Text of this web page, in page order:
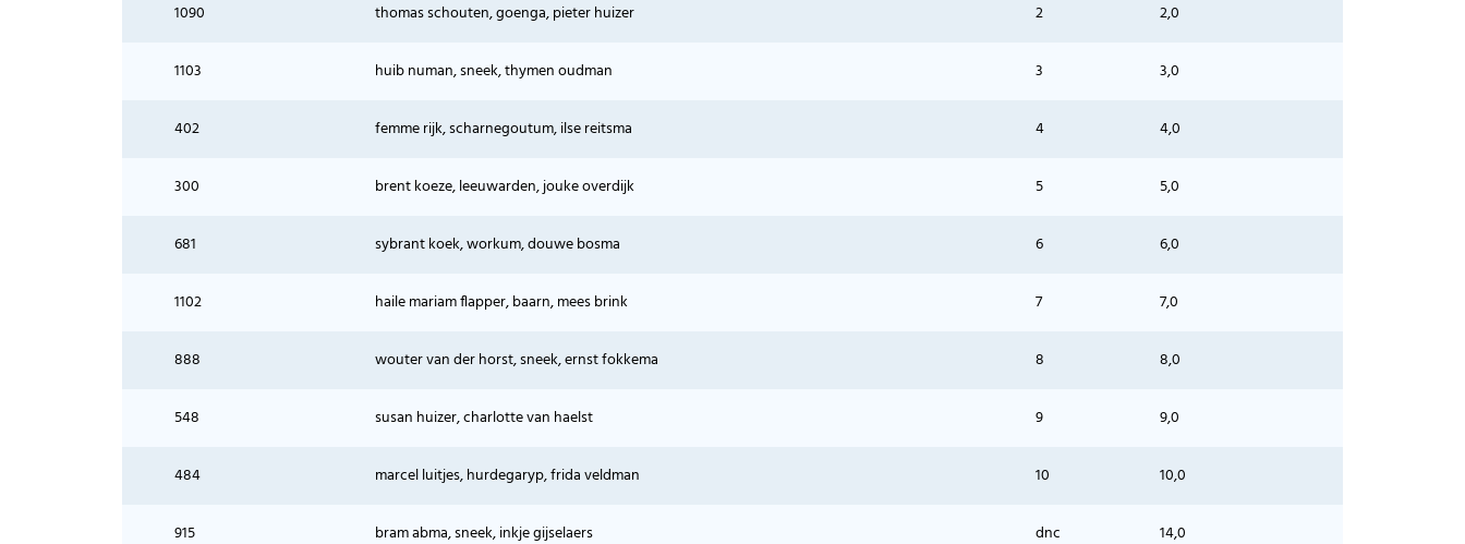
1090 thomas schouten, goenga, pieter huizer 2 2,0
1103 huib numan, sneek, thymen oudman 3 3,0
402 femme rijk, scharnegoutum, ilse reitsma 4 4,0
300 brent koeze, leeuwarden, jouke overdijk 5 5,0
681 sybrant koek, workum, douwe bosma 6 6,0
1102 haile mariam flapper, baarn, mees brink 7 7,0
888 wouter van der horst, sneek, ernst fokkema 8 8,0
548 susan huizer, charlotte van haelst 9 9,0
484 marcel luitjes, hurdegaryp, frida veldman 10 10,0
915 bram abma, sneek, inkje gijselaers dnc 14,0